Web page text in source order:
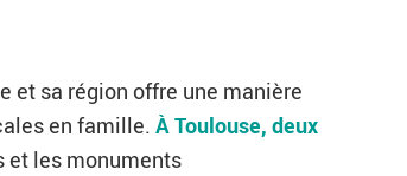
et sa région offre une manière
en famille. À Toulouse, deux
et les monuments